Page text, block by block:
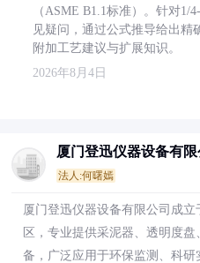
（ASME B1.1标准）。针对1/
见疑问，通过公式推导给出精
附加工艺建议与扩展知识。
2026年8月4日
厦门登迅仪器设备有限
法人:何曙嫣
厦门登迅仪器设备有限公司成立
区，专业提供采泥器、透明度
备，广泛应用于环保监测、科